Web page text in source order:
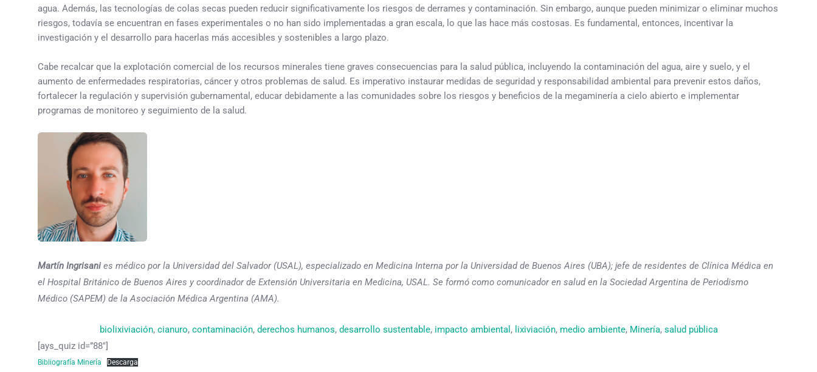
agua. Además, las tecnologías de colas secas pueden reducir significativamente los riesgos de derrames y contaminación. Sin embargo, aunque pueden minimizar o eliminar muchos
riesgos, todavía se encuentran en fases experimentales o no han sido implementadas a gran escala, lo que las hace más costosas. Es fundamental, entonces, incentivar la
investigación y el desarrollo para hacerlas más accesibles y sostenibles a largo plazo.
Cabe recalcar que la explotación comercial de los recursos minerales tiene graves consecuencias para la salud pública, incluyendo la contaminación del agua, aire y suelo, y el
aumento de enfermedades respiratorias, cáncer y otros problemas de salud. Es imperativo instaurar medidas de seguridad y responsabilidad ambiental para prevenir estos daños,
fortalecer la regulación y supervisión gubernamental, educar debidamente a las comunidades sobre los riesgos y beneficios de la megaminería a cielo abierto e implementar
programas de monitoreo y seguimiento de la salud.
Martín Ingrisani es médico por la Universidad del Salvador (USAL), especializado en Medicina Interna por la Universidad de Buenos Aires (UBA); jefe de residentes de Clínica Médica en
el Hospital Británico de Buenos Aires y coordinador de Extensión Universitaria en Medicina, USAL. Se formó como comunicador en salud en la Sociedad Argentina de Periodismo
Médico (SAPEM) de la Asociación Médica Argentina (AMA).
biolixiviación, cianuro, contaminación, derechos humanos, desarrollo sustentable, impacto ambiental , lixiviación, medio ambiente, Minería, salud pública
[ays_quiz id=”88″]
Bibliografía Minería Descarga